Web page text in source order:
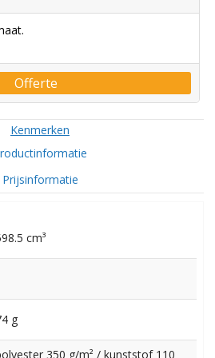
Offerte
Kenmerken
Prijsinformatie
cm³
g
350 g/m² / kunststof 110